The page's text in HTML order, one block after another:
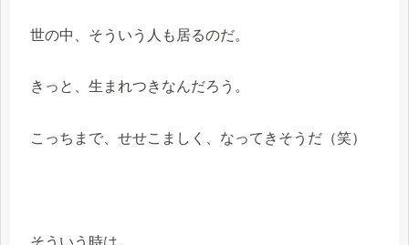
世の中、そういう人も居るのだ。
きっと、生まれつきなんだろう。
こっちまで、せせこましく、なってきそうだ（笑）
そういう時は、